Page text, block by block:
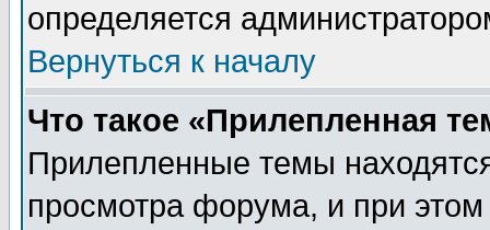
определяется
Вернуться к началу
Что такое «Прилепленная
Прилепленные темы
просмотра форума, и при